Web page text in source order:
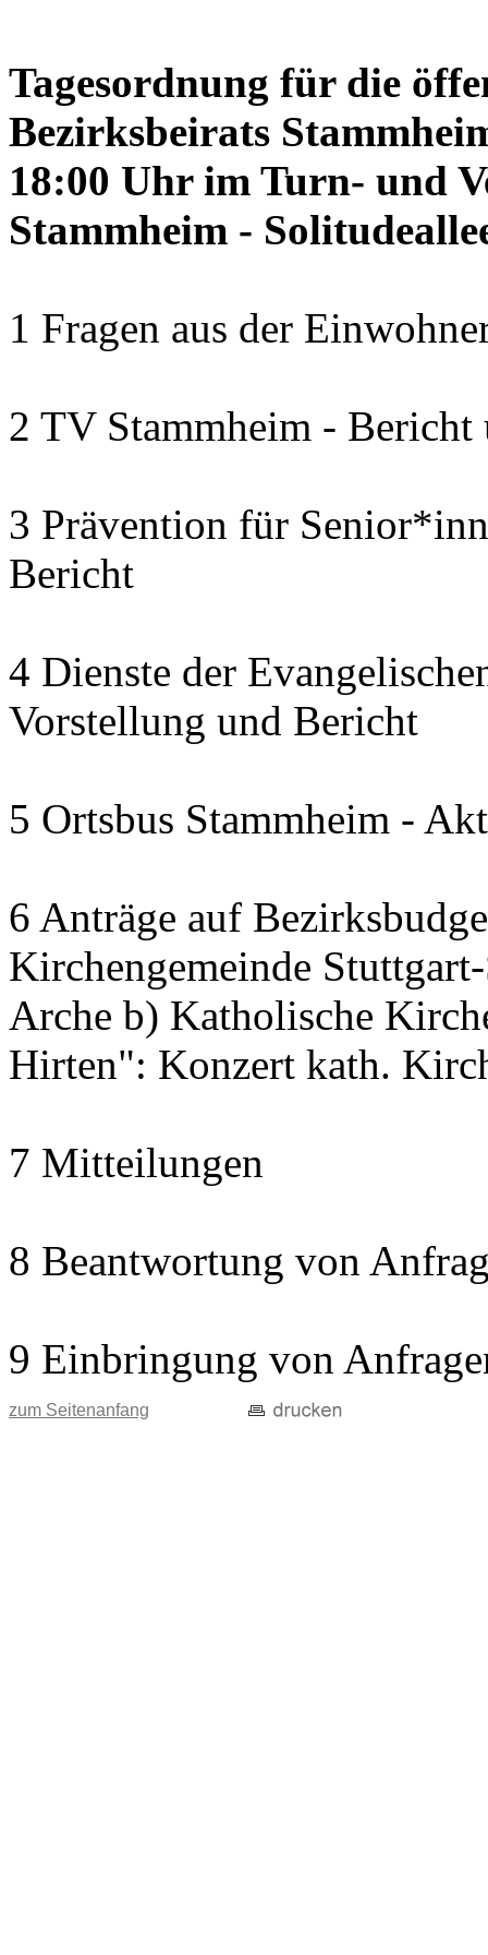
Tagesordnung für die
Bezirksbeirats
18:00 Uhr im Turn- und
Stammheim -
1 Fragen aus der
2 TV Stammheim - Bericht
3 Prävention für
Bericht
4 Dienste der
Vorstellung und Bericht
5 Ortsbus Stammheim -
6 Anträge auf
Kirchengemeinde
Arche b) Katholische
Hirten": Konzert kath.
7 Mitteilungen
8 Beantwortung von
9 Einbringung von
zum Seitenanfang